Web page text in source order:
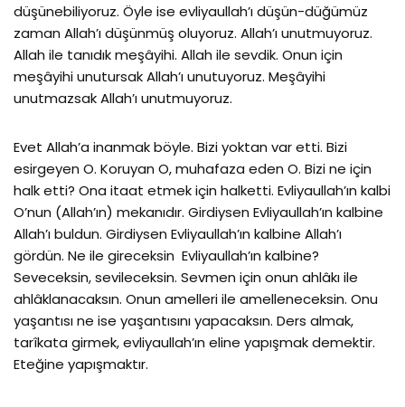
düşünebiliyoruz. Öyle ise evliyaullah’ı düşün-düğümüz
zaman Allah’ı düşünmüş oluyoruz. Allah’ı unutmuyoruz.
Allah ile tanıdık meşâyihi. Allah ile sevdik. Onun için
meşâyihi unutursak Allah’ı unutuyoruz. Meşâyihi
unutmazsak Allah’ı unutmuyoruz.
Evet Allah’a inanmak böyle. Bizi yoktan var etti. Bizi
esirgeyen O. Koruyan O, muhafaza eden O. Bizi ne için
halk etti? Ona itaat etmek için halketti. Evliyaullah’ın kalbi
O’nun (Allah’ın) mekanıdır. Girdiysen Evliyaullah’ın kalbine
Allah’ı buldun. Girdiysen Evliyaullah’ın kalbine Allah’ı
gördün. Ne ile gireceksin Evliyaullah’ın kalbine?
Seveceksin, sevileceksin. Sevmen için onun ahlâkı ile
ahlâklanacaksın. Onun amelleri ile amelleneceksin. Onu
yaşantısı ne ise yaşantısını yapacaksın. Ders almak,
tarîkata girmek, evliyaullah’ın eline yapışmak demektir.
Eteğine yapışmaktır.